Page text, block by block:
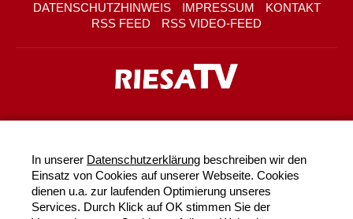
DATENSCHUTZHINWEIS IMPRESSUM
KONTAKT
RSS FEED
RSS VIDEO-FEED
In unserer Datenschutzerklärung beschreiben wir den
Einsatz von Cookies auf unserer Webseite. Cookies
dienen u.a. zur laufenden Optimierung unseres
Services. Durch Klick auf OK stimmen Sie der